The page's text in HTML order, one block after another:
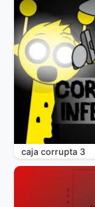
caja corrupta 3